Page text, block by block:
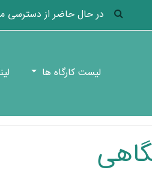
TOGGLE SEARCH INPUT
در حال حاضر از دسترسی
لیست کارگاه ها